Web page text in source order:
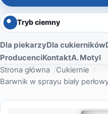
Tryb ciemny
Dla piekarzyDla cukierników
ProducenciKontaktA. Motyl
Strona główna
Cukiernie
Barwnik w sprayu biały